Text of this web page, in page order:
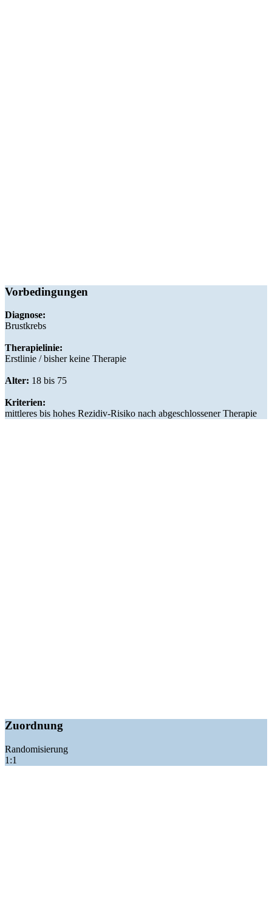
Vorbedingungen
Diagnose:
Brustkrebs
Therapielinie:
Erstlinie / bisher keine Therapie
Alter: 18 bis 75
Kriterien:
mittleres bis hohes Rezidiv-Risiko nach abgeschlossener Therapie
Zuordnung
Randomisierung
1:1